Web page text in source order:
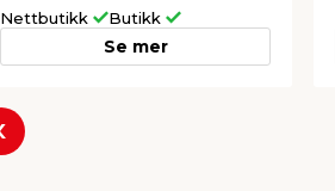
Nettbutikk Butikk
Se mer
Forrige